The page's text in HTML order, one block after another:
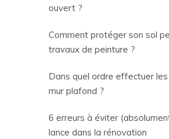
ouvert ?
Comment protéger son sol
travaux de peinture ?
Dans quel ordre effectuer
mur plafond ?
6 erreurs à éviter
lance dans la rénovation